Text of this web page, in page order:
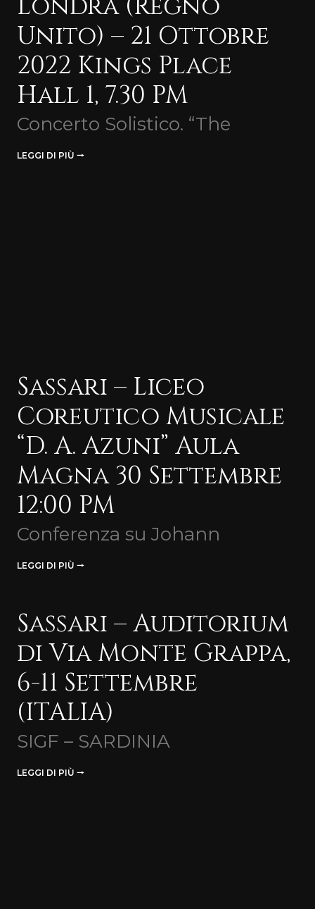
Unito) – 21 Ottobre
2022 Kings Place
Hall 1, 7.30 PM
Concerto Solistico. “The
LEGGI DI PIÙ 🠒
Sassari – Liceo
Coreutico Musicale
“D. A. Azuni” Aula
Magna 30 Settembre
12:00 PM
Conferenza su Johann
LEGGI DI PIÙ 🠒
Sassari – Auditorium
di Via Monte Grappa,
6-11 Settembre
(ITALIA)
SIGF – SARDINIA
LEGGI DI PIÙ 🠒